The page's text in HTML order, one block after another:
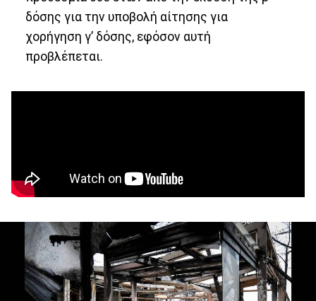
δόσης για την υποβολή αίτησης για
χορήγηση γ’ δόσης, εφόσον αυτή
προβλέπεται.